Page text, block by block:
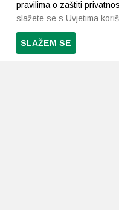
pravilima o zaštiti
slažete se s Uvjetima
SLAŽEM SE